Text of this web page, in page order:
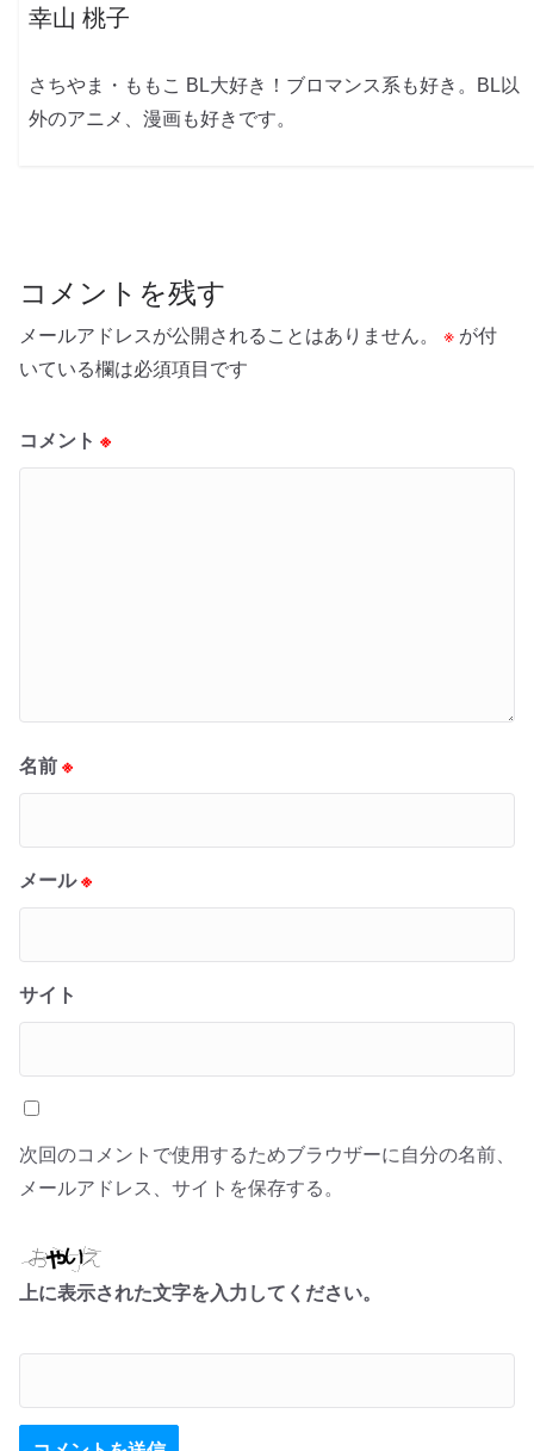
幸山 桃子
さちやま・ももこ BL大好き！ブロマンス系も好き。BL以
外のアニメ、漫画も好きです。
コメントを残す
メールアドレスが公開されることはありません。 ※ が付
いている欄は必須項目です
コメント ※
名前 ※
メール※
サイト
次回のコメントで使用するためブラウザーに自分の名前、
メールアドレス、サイトを保存する。
上に表示された文字を入力してください。